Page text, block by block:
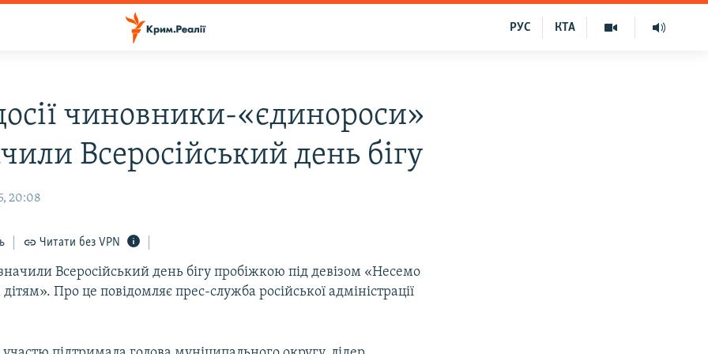
КТА
РУС
чиновники-«єдинороси»
Всеросійський день бігу
20:08
Читати без VPN
Всеросійський день бігу пробіжкою під девізом «Несемо
дітям». Про це повідомляє прес-служба російської адміністрації